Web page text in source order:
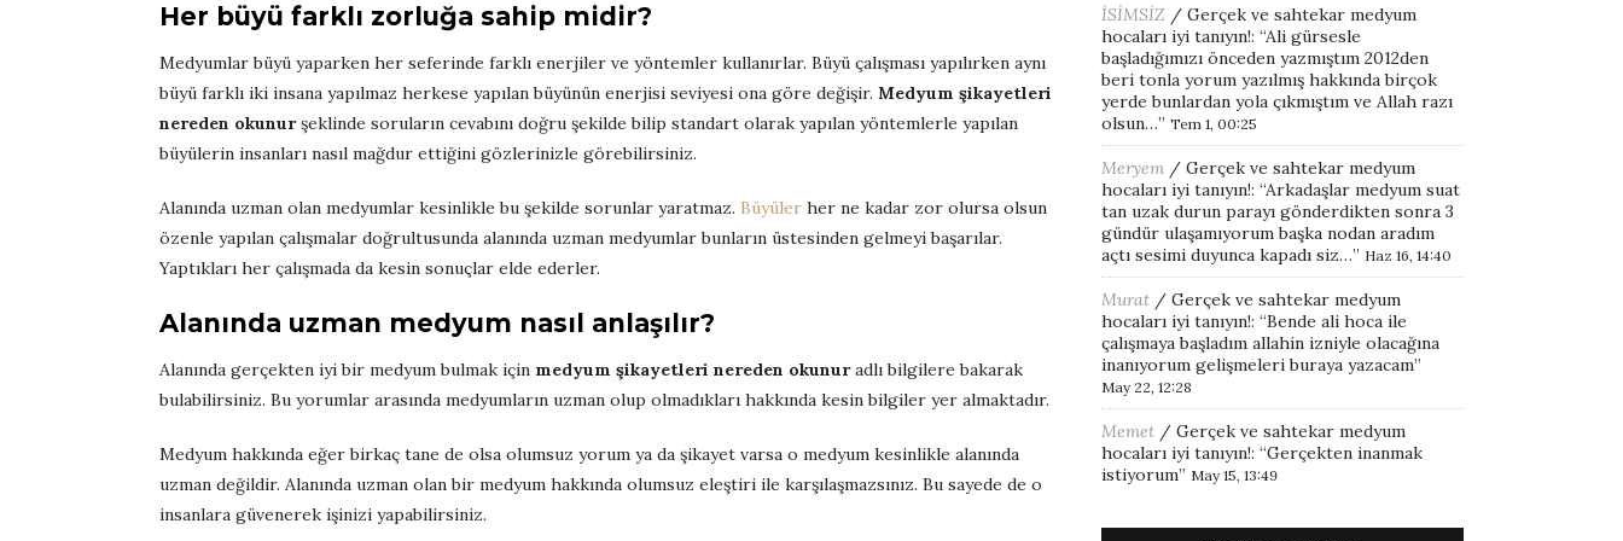
Her büyü farklı zorluğa sahip midir?
Medyumlar büyü yaparken her seferinde farklı enerjiler ve yöntemler kullanırlar. Büyü çalışması yapılırken aynı
büyü farklı iki insana yapılmaz herkese yapılan büyünün enerjisi seviyesi ona göre değişir. Medyum şikayetleri
nereden okunurşeklinde soruların cevabını doğru şekilde bilip standart olarak yapılan yöntemlerle yapılan
büyülerin insanları nasıl mağdur ettiğini gözlerinizle görebilirsiniz.
Alanında uzman olan medyumlar kesinlikle bu şekilde sorunlar yaratmaz. Büyüler her ne kadar zor olursa olsun
özenle yapılan çalışmalar doğrultusunda alanında uzman medyumlar bunların üstesinden gelmeyi başarılar.
Yaptıkları her çalışmada da kesin sonuçlar elde ederler.
Alanında uzman medyum nasıl anlaşılır?
Alanında gerçekten iyi bir medyum bulmak için medyum şikayetleri nereden okunuradlı bilgilere bakarak
bulabilirsiniz. Bu yorumlar arasında medyumların uzman olup olmadıkları hakkında kesin bilgiler yer almaktadır.
Medyum hakkında eğer birkaç tane de olsa olumsuz yorum ya da şikayet varsa o medyum kesinlikle alanında
uzman değildir. Alanında uzman olan bir medyum hakkında olumsuz eleştiri ile karşılaşmazsınız. Bu sayede de o
insanlara güvenerek işinizi yapabilirsiniz.
İSİMSİZ / Gerçek ve sahtekar medyum
hocaları iyi tanıyın!: “Ali gürsesle
başladığımızı önceden yazmıştım 2012den
beri tonla yorum yazılmış hakkında birçok
yerde bunlardan yola çıkmıştım ve Allah razı
olsun…” Tem 1, 00:25
Meryem / Gerçek ve sahtekar medyum
hocaları iyi tanıyın!: “Arkadaşlar medyum suat
tan uzak durun parayı gönderdikten sonra 3
gündür ulaşamıyorum başka nodan aradım
açtı sesimi duyunca kapadı siz…” Haz 16, 14:40
Murat / Gerçek ve sahtekar medyum
hocaları iyi tanıyın!: “Bende ali hoca ile
çalışmaya başladım allahin izniyle olacağına
inanıyorum gelişmeleri buraya yazacam”
May 22, 12:28
Memet / Gerçek ve sahtekar medyum
hocaları iyi tanıyın!: “Gerçekten inanmak
istiyorum” May 15, 13:49